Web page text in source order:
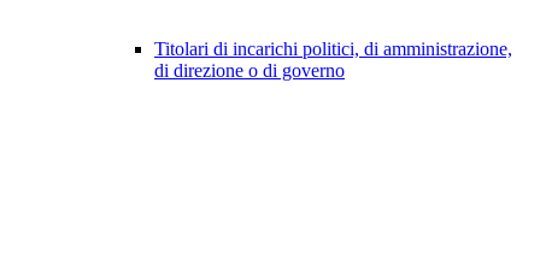
Titolari di incarichi politici, di amministrazione,
di direzione o di governo